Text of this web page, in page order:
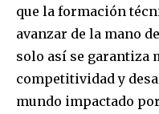
que la formación
avanzar de la mano
solo así se garantiza
competitividad y
mundo impactado